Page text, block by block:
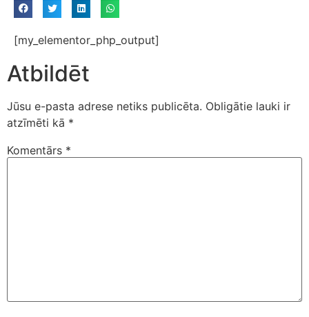
[my_elementor_php_output]
Atbildēt
Jūsu e-pasta adrese netiks publicēta. Obligātie lauki ir
atzīmēti kā *
Komentārs *